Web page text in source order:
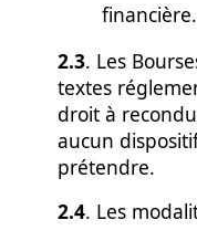
financière.
2.3. Les
textes
droit à
aucun
prétendre.
2.4. Les